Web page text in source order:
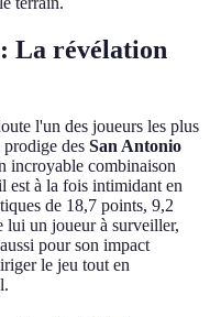
La révélation
l'un des joueurs les plus
des San Antonio
incroyable combinaison
est à la fois intimidant en
de 18,7 points, 9,2
lui un joueur à surveiller,
pour son impact
le jeu tout en